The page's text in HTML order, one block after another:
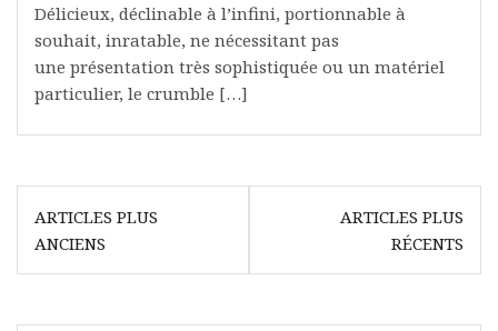
Délicieux, déclinable à l’infini, portionnable à
souhait, inratable, ne nécessitant pas
une présentation très sophistiquée ou un matériel
particulier, le crumble […]
Navigation
des
articles
ARTICLES PLUS
ANCIENS
ARTICLES PLUS
RÉCENTS